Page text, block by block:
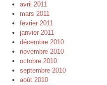
avril 2011
mars 2011
février 2011
janvier 2011
décembre 2010
novembre 2010
octobre 2010
septembre 2010
août 2010